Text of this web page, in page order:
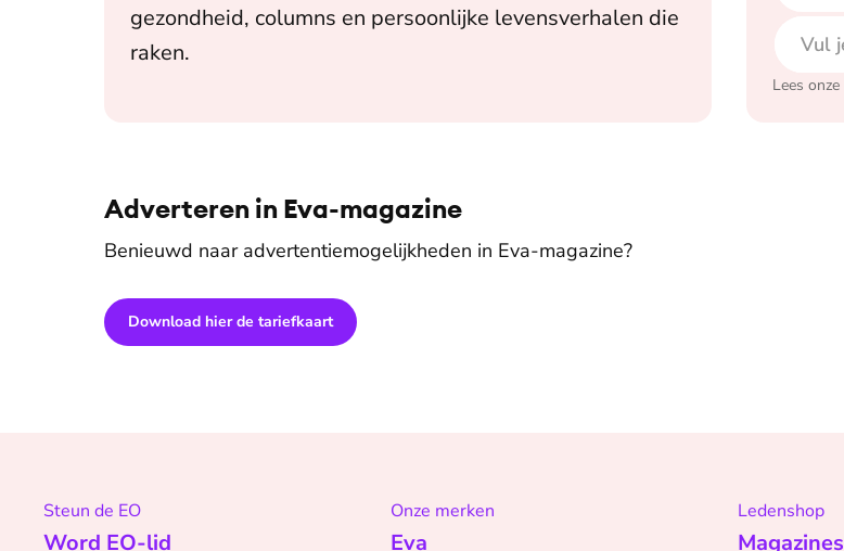
gezondheid, columns en persoonlijke levensverhalen die
raken.
Lees onze
Adverteren in Eva-magazine
Benieuwd naar advertentiemogelijkheden in Eva-magazine?
Download hier de tariefkaart
Steun de EO
Word EO-lid
Onze merken
Eva
Ledenshop
Magazines